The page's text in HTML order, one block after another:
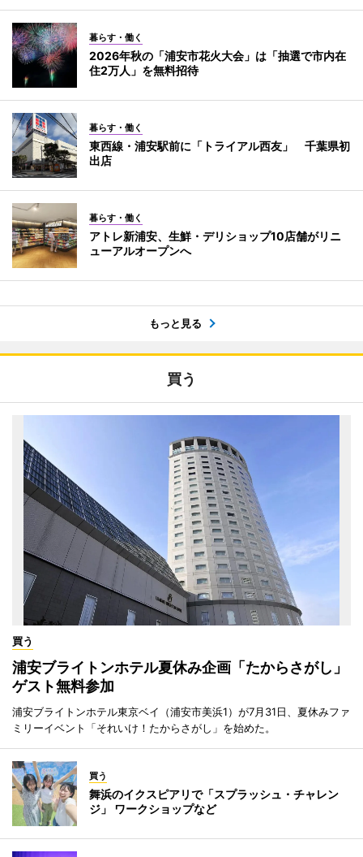
暮らす・働く
2026年秋の「浦安市花火大会」は「抽選で市内在
住2万人」を無料招待
暮らす・働く
東西線・浦安駅前に「トライアル西友」 千葉県初
出店
暮らす・働く
アトレ新浦安、生鮮・デリショップ10店舗がリニ
ューアルオープンへ
もっと見る
買う
買う
浦安ブライトンホテル夏休み企画「たからさがし」
ゲスト無料参加
浦安ブライトンホテル東京ベイ（浦安市美浜1）が7月31日、夏休みファ
ミリーイベント「それいけ！たからさがし」を始めた。
買う
舞浜のイクスピアリで「スプラッシュ・チャレン
ジ」 ワークショップなど